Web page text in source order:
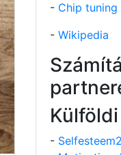
- Chip tuning
- Wikipedia
-